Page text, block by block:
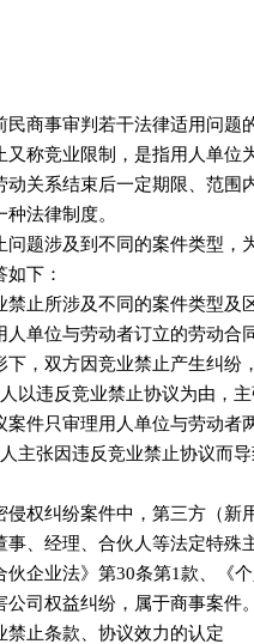
民商事审判若干法律适用问题
又称竞业限制，是指用人单位
动关系结束后一定期限、范围
种法律制度。
问题涉及到不同的案件类型，
如下：
禁止所涉及不同的案件类型及
人单位与劳动者订立的劳动
下，双方因竞业禁止产生纠纷
以违反竞业禁止协议为由，
案件只审理用人单位与劳动者
主张因违反竞业禁止协议而
侵权纠纷案件中，第三方（新
事、经理、合伙人等法定特
伙企业法》第30条第1款、《
公司权益纠纷，属于商事案件。
禁止条款、协议效力的认定